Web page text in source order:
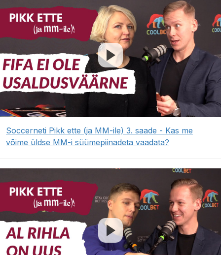
Soccerneti Pikk ette (ja MM-ile) 3. saade - Kas me
võime üldse MM-i süümepiinadeta vaadata?